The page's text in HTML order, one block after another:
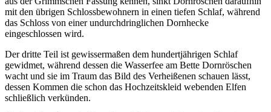
mit den übrigen Schlossbewohnern in einen tiefen Schlaf, während
das Schloss von einer undurchdringlichen Dornhecke
eingeschlossen wird.
Der dritte Teil ist gewissermaßen dem hundertjährigen Schlaf
gewidmet, während dessen die Wasserfee am Bette Dornröschen
wacht und sie im Traum das Bild des Verheißenen schauen lässt,
dessen Kommen die schon das Hochzeitskleid webenden Elfen
schließlich verkünden.